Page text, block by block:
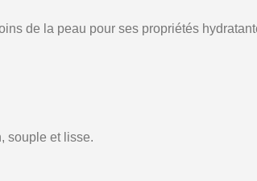
de la peau pour ses propriétés
souple et lisse.